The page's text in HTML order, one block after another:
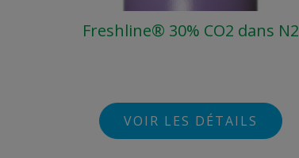
Freshline® 30% CO2 dans N2
VOIR LES DÉTAILS